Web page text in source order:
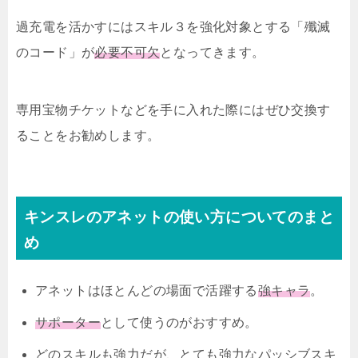
過充電を活かすにはスキル３を強化対象とする「殲滅
のコード」が必要不可欠となってきます。
専用宝物チケットなどを手に入れた際にはぜひ交換す
ることをお勧めします。
キンスレのアネットの使い方についてのまと
め
アネットはほとんどの場面で活躍する強キャラ。
サポーターとして使うのがおすすめ。
どのスキルも強力だが、とても強力なパッシブスキ